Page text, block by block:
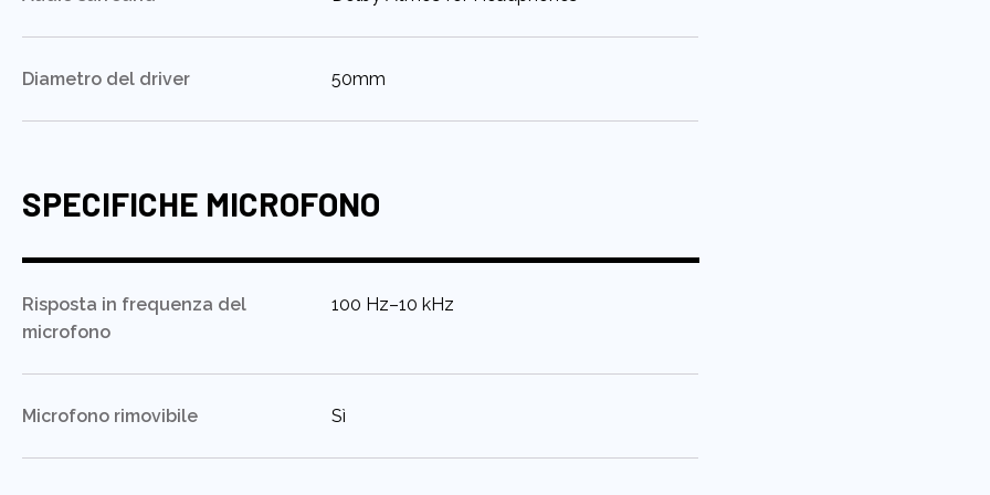
Diametro del driver :50mm
SPECIFICHE MICROFONO
Risposta in frequenza del
microfono
:100 Hz–10 kHz
Microfono rimovibile :Sì